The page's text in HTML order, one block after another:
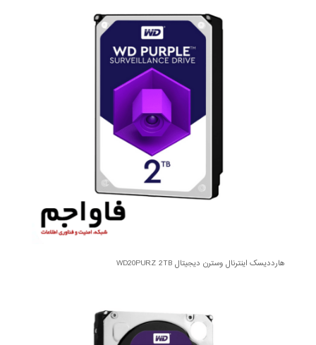
هارددیسک اینترنال وسترن دیجیتال WD20PURZ 2TB